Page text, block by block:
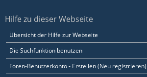
Hilfe zu dieser Webseite
Übersicht der Hilfe zur Webseite
Die Suchfunktion benutzen
Foren-Benutzerkonto - Erstellen (Neu registrieren)